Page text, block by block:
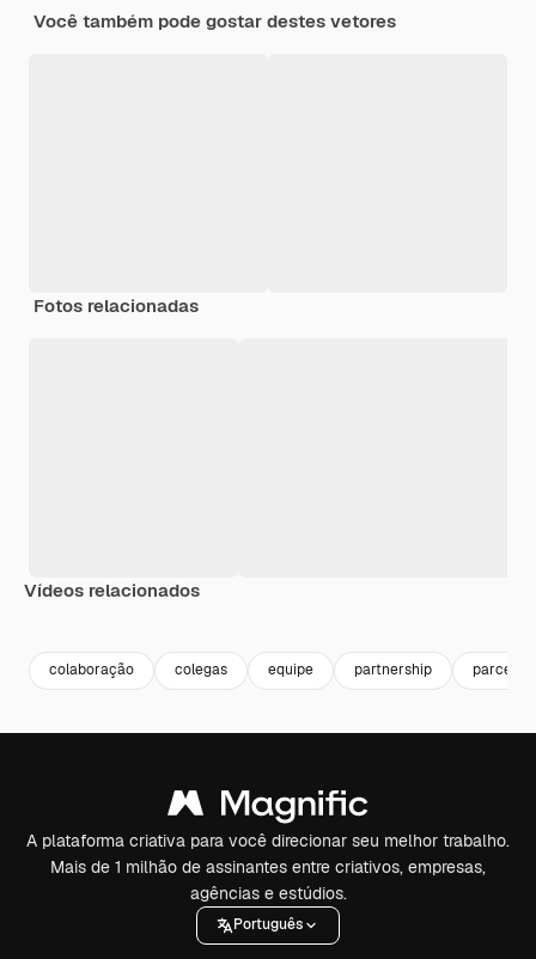
Você também pode gostar destes vetores
Fotos relacionadas
Vídeos relacionados
colaboração colegas equipe partnership parceria
A plataforma criativa para você direcionar seu melhor trabalho.
Mais de 1 milhão de assinantes entre criativos, empresas,
agências e estúdios.
Português